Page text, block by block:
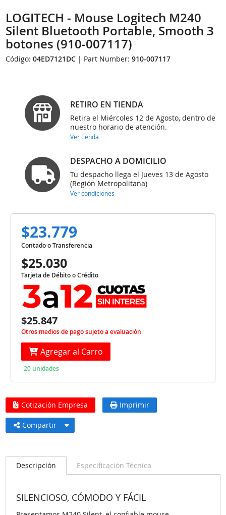
LOGITECH - Mouse Logitech M240
Silent Bluetooth Portable, Smooth 3
botones (910-007117)
Código:04ED7121DC | Part Number:910-007117
RETIRO EN TIENDA
Retira el Miércoles 12 de Agosto, dentro de
nuestro horario de atención.
Ver tienda
DESPACHO A DOMICILIO
Tu despacho llega el Jueves 13 de Agosto
(Región Metropolitana)
Ver condiciones
$23.779
Contado o Transferencia
$25.030
Tarjeta de Débito o Crédito
$25.847
Otros medios de pago sujeto a evaluación
Agregar al Carro
20 unidades
Cotización Empresa Imprimir
Compartir
Descripción Especificación Técnica
SILENCIOSO, CÓMODO Y FÁCIL